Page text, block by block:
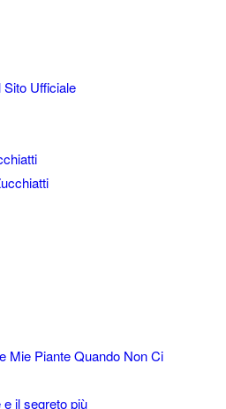
Ufficiale
Mie Piante Quando Non Ci
il segreto più